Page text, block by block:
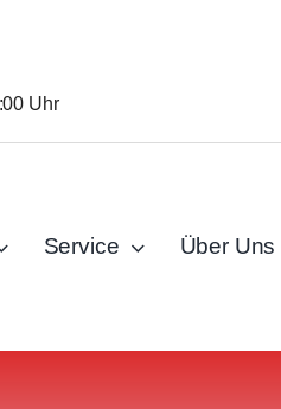
Uhr
Service Über Uns